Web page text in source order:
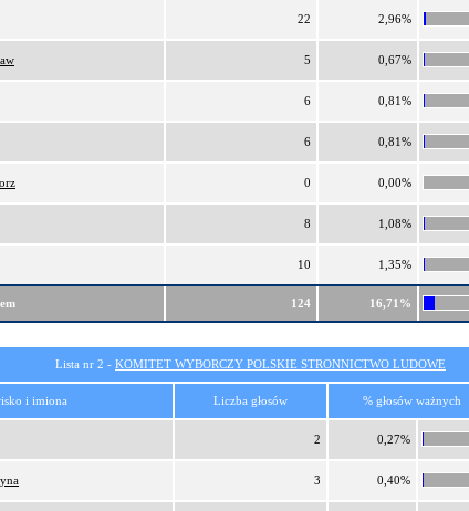
22 2,96%
5 0,67%
6 0,81%
6 0,81%
0 0,00%
8 1,08%
10 1,35%
124 16,71%
Lista nr 2 - KOMITET WYBORCZY POLSKIE STRONNICTWO LUDOWE
i imiona Liczba głosów % głosów ważnych
2 0,27%
3 0,40%